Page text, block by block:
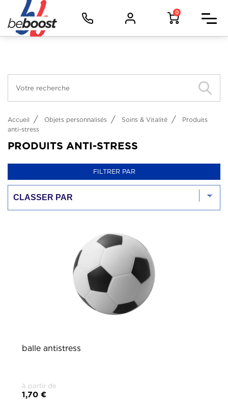
Facebook (Customer Chat) est désactivé. Autoriser
0
Vêtements d'image
Vêtements de travail
Objets
Métiers
Accueil Objets personnalisés Soins & Vitalité
Produits
anti-stress
PRODUITS ANTI-STRESS
FILTRER PAR
balle antistress
à partir de
1,70 €
Panneau de gestion des cookies